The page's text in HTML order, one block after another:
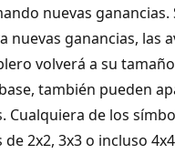
nuevas ganancias.
nuevas ganancias, las
volverá a su
también pueden
Cualquiera de los
2x2, 3x3 o incluso